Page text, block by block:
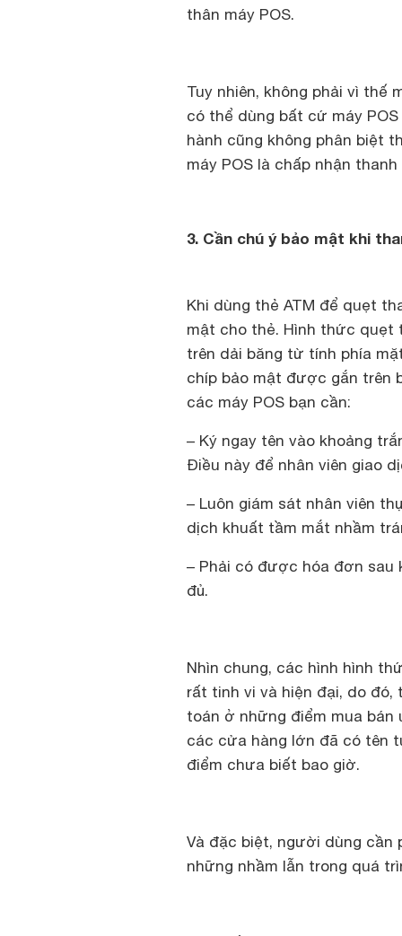
thân máy POS.
Tuy nhiên, không phải vì thế
có thể dùng bất cứ máy
hành cũng không phân biệt
máy POS là chấp nhận
3. Cần chú ý bảo mật khi
Khi dùng thẻ ATM để quẹt
mật cho thẻ. Hình thức
trên dải băng từ tính phía
chíp bảo mật được gắn trên
các máy POS bạn cần:
– Ký ngay tên vào khoảng
Điều này để nhân viên giao
– Luôn giám sát nhân viên
dịch khuất tầm mắt nhầm
– Phải có được hóa đơn
đủ.
Nhìn chung, các hình hình
rất tinh vi và hiện đại, do
toán ở những điểm mua
các cửa hàng lớn đã có tên
điểm chưa biết bao giờ.
Và đặc biệt, người dùng cần
những nhầm lẫn trong quá